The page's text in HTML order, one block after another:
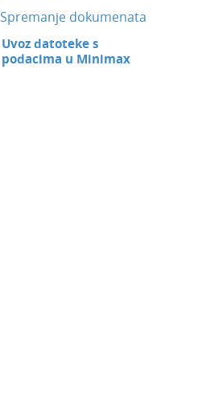
Spremanje dokumenata
Uvoz datoteke s
podacima u Minimax